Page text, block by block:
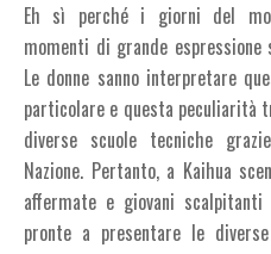
Eh sì perché i giorni del
momenti di grande
Le donne sanno interpretare
particolare e questa peculiarità
diverse scuole tecniche
Nazione. Pertanto, a Kaihua
affermate e giovani scalpitanti
pronte a presentare le